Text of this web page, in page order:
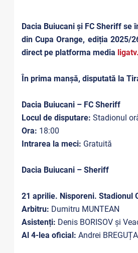
Dacia Buiucani și FC Sheriff
din Cupa Orange, ediția 2025/
direct pe platforma media
În prima manșă, disputată la
Dacia Buiucani – FC Sheriff
Locul de disputare: Stadionul
Ora: 18:00
Intrarea la meci: Gratuită
Dacia Buiucani – Sheriff
21 aprilie. Nisporeni. Stadionul
Arbitru: Dumitru MUNTEAN
Asistenți: Denis BORISOV și
Al 4-lea oficial: Andrei BREGUȚA